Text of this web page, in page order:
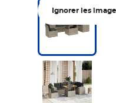
Ignorer les